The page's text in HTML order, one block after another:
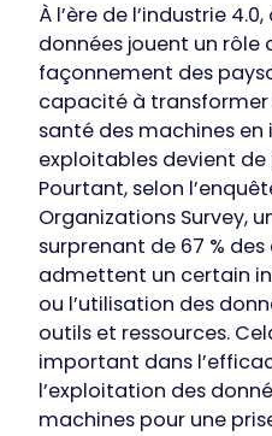
À l’ère de l’industrie
données jouent un rôle
façonnement des
capacité à
santé des machines
exploitables devient de
Pourtant, selon
Organizations Survey,
surprenant de 67 %
admettent un certain
ou l’utilisation des
outils et ressources.
important dans
l’exploitation des
machines pour une